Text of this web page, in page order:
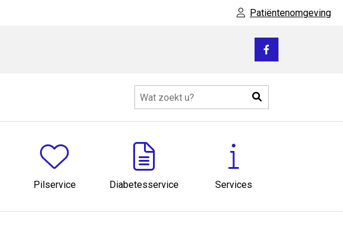
Patiëntenomgeving
Bezoek
facebook
Zoeken
Pilservice Diabetesservice Services